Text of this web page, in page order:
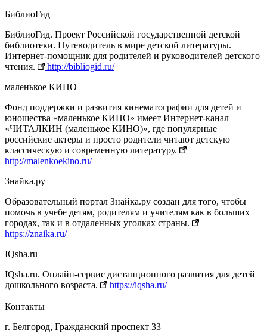
БиблиоГид
БиблиоГид. Проект Российской государственной детской
библиотеки. Путеводитель в мире детской литературы.
Интернет-помощник для родителей и руководителей детского
чтения.
http://bibliogid.ru/
маленькое КИНО
Фонд поддержки и развития кинематографии для детей и
юношества «маленькое КИНО» имеет Интернет-канал
«ЧИТАЛКИН (маленькое КИНО)», где популярные
российские актеры и просто родители читают детскую
классическую и современную литературу.
http://malenkoekino.ru/
Знайка.ру
Образовательный портал Знайка.ру создан для того, чтобы
помочь в учебе детям, родителям и учителям как в больших
городах, так и в отдаленных уголках страны.
https://znaika.ru/
IQsha.ru
IQsha.ru. Онлайн-сервис дистанционного развития для детей
дошкольного возраста.
https://iqsha.ru/
Контакты
г. Белгород, Гражданский проспект 33